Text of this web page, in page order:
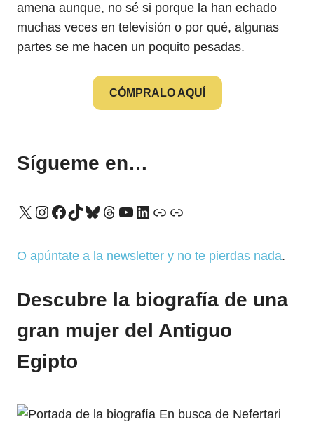
amena aunque, no sé si porque la han echado
muchas veces en televisión o por qué, algunas
partes se me hacen un poquito pesadas.
CÓMPRALO AQUÍ
Sígueme en…
X Instagram
Facebook
TikTok
Bluesky
Threads
YouTube
LinkedIn
Enlace
Enlace
O apúntate a la newsletter y no te pierdas nada.
Descubre la biografía de una
gran mujer del Antiguo
Egipto